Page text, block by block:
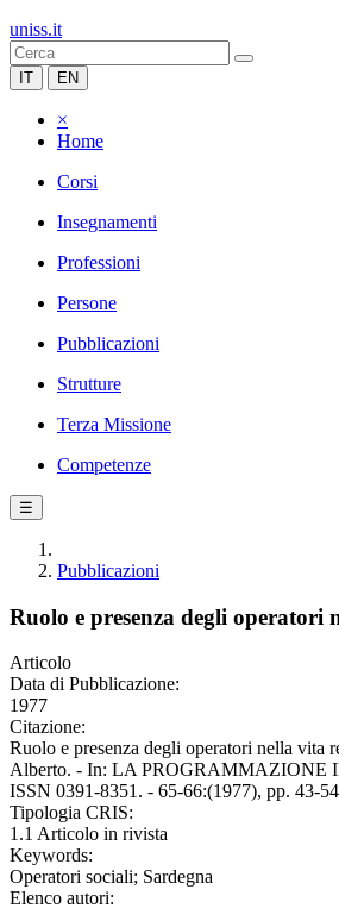
uniss.it
IT EN
×
Home
Corsi
Insegnamenti
Professioni
Persone
Pubblicazioni
Strutture
Terza Missione
Competenze
☰
Pubblicazioni
Ruolo e presenza degli operatori
Articolo
Data di Pubblicazione:
1977
Citazione:
Ruolo e presenza degli operatori nella vita
Alberto. - In: LA PROGRAMMAZIONE
ISSN 0391-8351. - 65-66:(1977), pp. 43-
Tipologia CRIS:
1.1 Articolo in rivista
Keywords:
Operatori sociali; Sardegna
Elenco autori: